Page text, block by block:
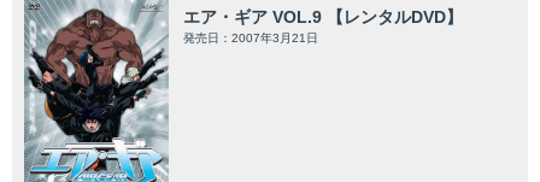
エア・ギア VOL.9 【レンタルDVD】
発売日：2007年3月21日